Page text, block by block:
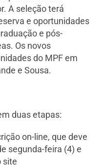
A seleção terá
e oportunidades
e pós-
Os novos
do MPF em
e Sousa.
duas etapas:
on-line, que deve
segunda-feira (4) e
site